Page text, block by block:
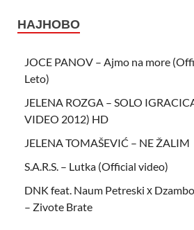
НАЈНОВО
JOCE PANOV – Ajmo na more
Leto)
JELENA ROZGA – SOLO
VIDEO 2012) HD
JELENA TOMAŠEVIĆ – NE ŽALIM
S.A.R.S. – Lutka (Official video)
DNK feat. Naum Petreski х
– Zivote Brate